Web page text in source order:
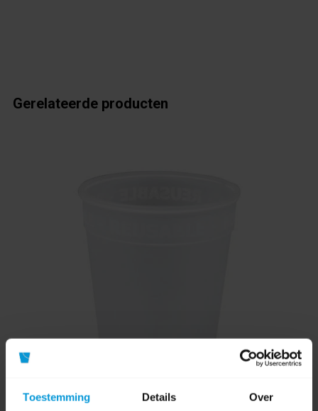
Toestemming Details Over
Gerelateerde producten